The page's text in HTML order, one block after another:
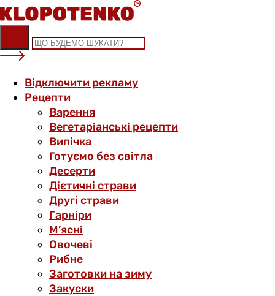
Skip
to
content
Відключити рекламу
Рецепти
Варення
Вегетаріанські рецепти
Випічка
Готуємо без світла
Десерти
Дієтичні страви
Другі страви
Гарніри
М’ясні
Овочеві
Рибне
Заготовки на зиму
Закуски